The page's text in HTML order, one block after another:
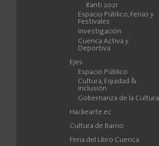
Ranti 2021
Espacio Público, Ferias y
Festivales
Investigación
Cuenca Activa y
Deportiva
Ejes
Espacio Público
Cultura, Equidad &
Inclusión
Gobernanza de la Cultura
Hackearte.ec
Cultura de Barrio
Feria del Libro Cuenca